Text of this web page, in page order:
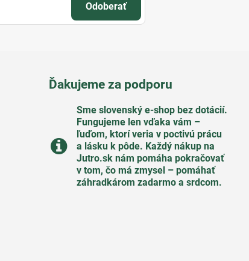
Odoberať
Ďakujeme za podporu
Sme slovenský e-shop bez dotácií​.
Fungujeme len vďaka vám –
ľuďom, ktorí veria v poctivú prácu
a lásku k pôde​. Každý nákup na
Jutro​.sk nám pomáha pokračovať
v tom, čo má zmysel – pomáhať
záhradkárom zadarmo a srdcom​.